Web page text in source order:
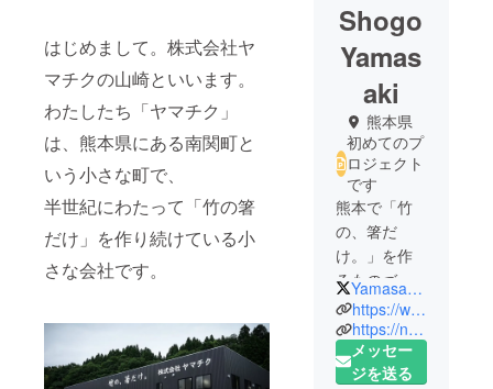
はじめまして。株式会社ヤ
マチクの山崎といいます。
わたしたち「ヤマチク」
は、熊本県にある南関町と
いう小さな町で、
半世紀にわたって「竹の箸
だけ」を作り続けている小
さな会社です。
Shogo
Yamas
aki
熊本県
初めてのプ
ロジェクト
です
熊本で「竹
の、箸だ
け。」を作
るものづく
り企業、株
式会社ヤマ
チクの三代
目。
YamasakiShogo
https://www.hashi.co.jp/
https://note.mu/hashi_ojisan
メッセー
ジを送る